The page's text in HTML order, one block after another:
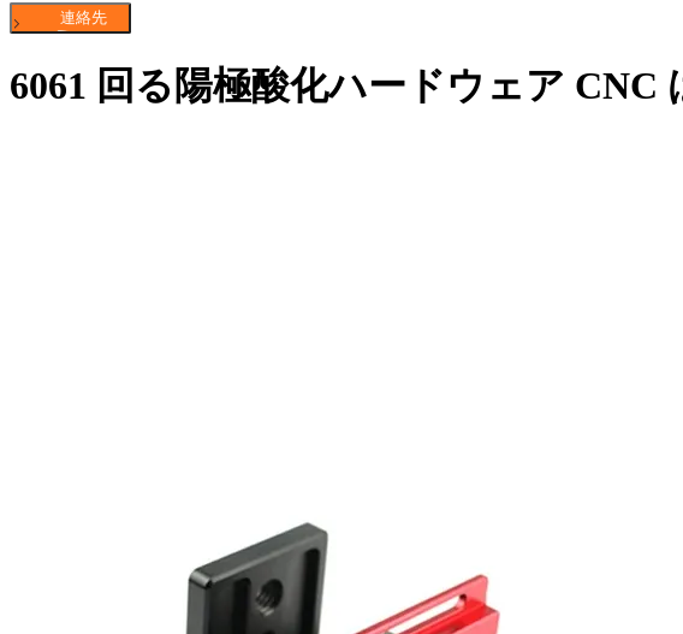
6061 回る陽極酸化ハードウェア